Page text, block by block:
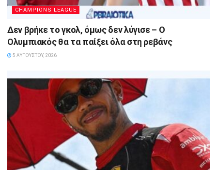
CHAMPIONS LEAGUE
Δεν βρήκε το γκολ, όμως δεν λύγισε – Ο
Ολυμπιακός θα τα παίξει όλα στη ρεβάνς
5 ΑΥΓΟΎΣΤΟΥ, 2026